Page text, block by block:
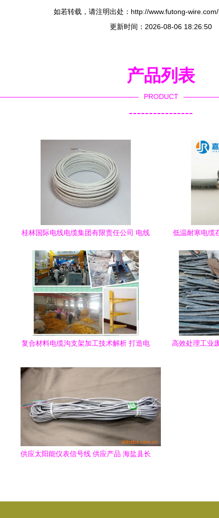
如若转载，请注明出处：http://www.futong-
更新时间：2026-08-06 18:26:50
产品列表
PRODUCT
----------------
桂林国际电线电缆集团有限责任公司 电线
低温耐寒电缆
复合材料电缆沟支架加工技术解析 打造电
高效处理工业
供应太阳能仪表信号线 供应产品 海盐县长